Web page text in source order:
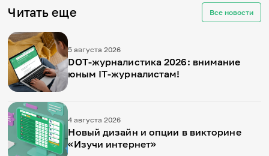
Читать еще Все новости
5 августа 2026
DOT-журналистика 2026: внимание
юным IT-журналистам!
4 августа 2026
Новый дизайн и опции в викторине
«Изучи интернет»